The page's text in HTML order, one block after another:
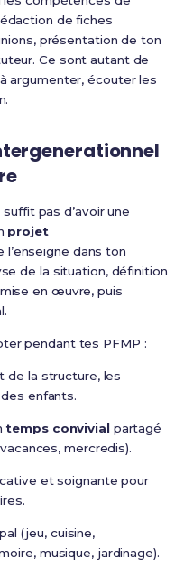
de fiches
présentation de ton
Ce sont autant de
argumenter, écouter les
pas d’avoir une
projet
l’enseigne dans ton
de la situation, définition
en œuvre, puis
pendant tes PFMP :
de la structure, les
enfants.
temps convivialpartagé
mercredis).
et soignante pour
(jeu, cuisine,
musique, jardinage).